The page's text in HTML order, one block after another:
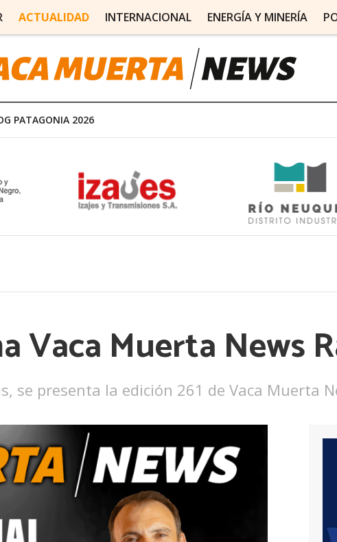
ACTUALIDAD INTERNACIONAL ENERGÍA Y MINERÍA
PATAGONIA 2026
Vaca Muerta News
se presenta la edición 261 de Vaca Muerta